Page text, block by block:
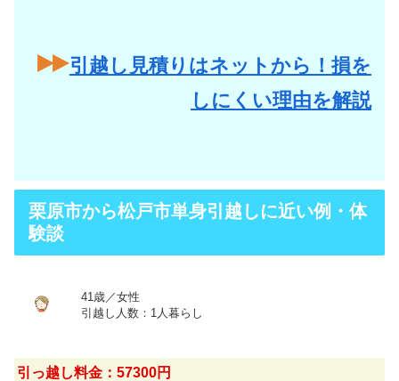
引越し見積りはネットから！損を
しにくい理由を解説
栗原市から松戸市単身引越しに近い例・体
験談
41歳／女性
引越し人数：1人暮らし
引っ越し料金：57300円